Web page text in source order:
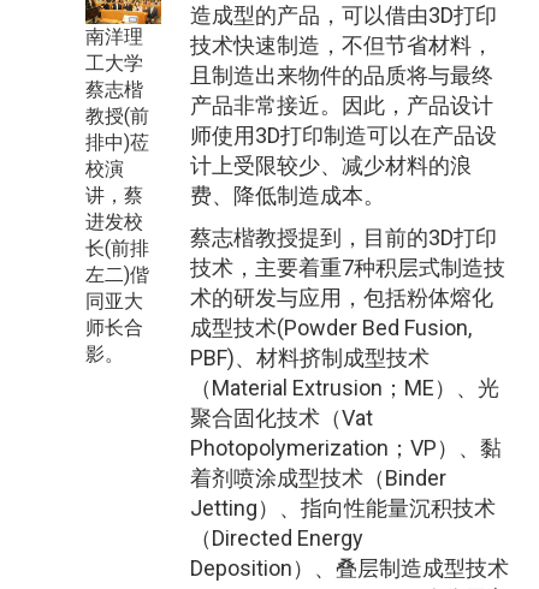
南洋理
工大学
蔡志楷
教授(前
排中)莅
校演
讲，蔡
进发校
长(前排
左二)偕
同亚大
师长合
影。
造成型的产品，可以借由3D打印
技术快速制造，不但节省材料，
且制造出来物件的品质将与最终
产品非常接近。因此，产品设计
师使用3D打印制造可以在产品设
计上受限较少、减少材料的浪
费、降低制造成本。
蔡志楷教授提到，目前的3D打印
技术，主要着重7种积层式制造技
术的研发与应用，包括粉体熔化
成型技术(Powder Bed Fusion,
PBF)、材料挤制成型技术
（Material Extrusion；ME）、光
聚合固化技术（Vat
Photopolymerization；VP）、黏
着剂喷涂成型技术（Binder
Jetting）、指向性能量沉积技术
（Directed Energy
Deposition）、叠层制造成型技术